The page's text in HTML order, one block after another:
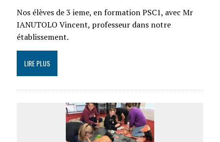
Nos élèves de 3 ieme, en formation PSC1, avec Mr
IANUTOLO Vincent, professeur dans notre
établissement.
LIRE PLUS